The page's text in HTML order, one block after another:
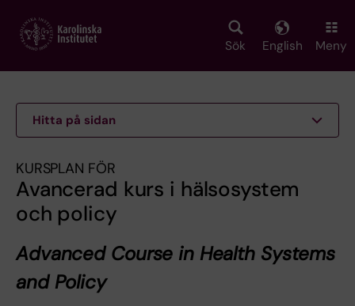
main
Sök English Meny
Hitta på sidan
KURSPLAN FÖR
Avancerad kurs i hälsosystem
och policy
Advanced Course in Health Systems
and Policy